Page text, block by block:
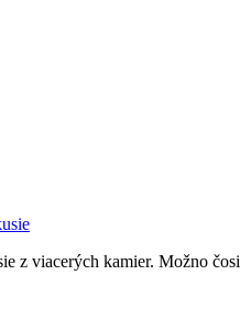
z viacerých kamier. Možno čosi